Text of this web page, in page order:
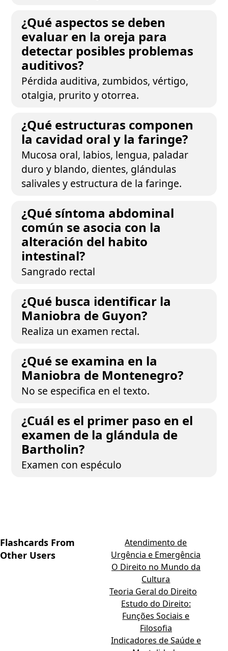
¿Qué aspectos se deben
evaluar en la oreja para
detectar posibles problemas
auditivos?
Pérdida auditiva, zumbidos, vértigo,
otalgia, prurito y otorrea.
¿Qué estructuras componen
la cavidad oral y la faringe?
Mucosa oral, labios, lengua, paladar
duro y blando, dientes, glándulas
salivales y estructura de la faringe.
¿Qué síntoma abdominal
común se asocia con la
alteración del habito
intestinal?
Sangrado rectal
¿Qué busca identificar la
Maniobra de Guyon?
Realiza un examen rectal.
¿Qué se examina en la
Maniobra de Montenegro?
No se especifica en el texto.
¿Cuál es el primer paso en el
examen de la glándula de
Bartholin?
Examen con espéculo
Flashcards From
Other Users
Atendimento de
Urgência e Emergência
O Direito no Mundo da
Cultura
Teoria Geral do Direito
Estudo do Direito:
Funções Sociais e
Filosofia
Indicadores de Saúde e